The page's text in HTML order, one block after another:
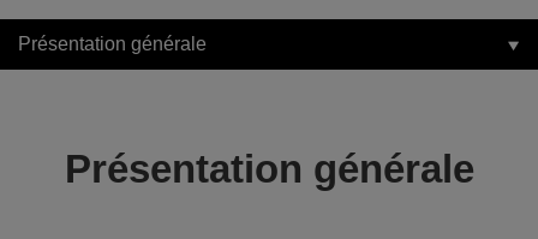
Présentation générale
Présentation générale